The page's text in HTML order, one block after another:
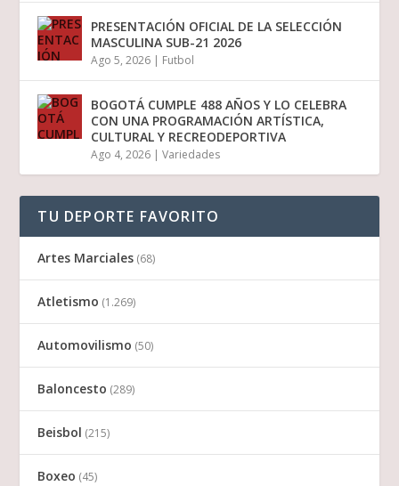
PRESENTACIÓN OFICIAL DE LA SELECCIÓN
MASCULINA SUB-21 2026
Ago 5, 2026 | Futbol
BOGOTÁ CUMPLE 488 AÑOS Y LO CELEBRA
CON UNA PROGRAMACIÓN ARTÍSTICA,
CULTURAL Y RECREODEPORTIVA
Ago 4, 2026 |Variedades
TU DEPORTE FAVORITO
Artes Marciales (68)
Atletismo (1.269)
Automovilismo (50)
Baloncesto (289)
Beisbol (215)
Boxeo (45)